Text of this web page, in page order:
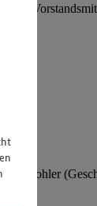
Wohler